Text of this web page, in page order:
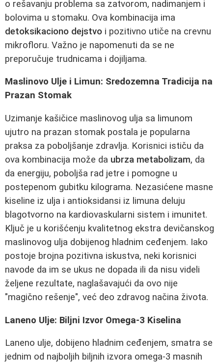
o rešavanju problema sa zatvorom, nadimanjem i
bolovima u stomaku. Ova kombinacija ima
detoksikaciono dejstvo i pozitivno utiče na crevnu
mikrofloru. Važno je napomenuti da se ne
preporučuje trudnicama i dojiljama.
Maslinovo Ulje i Limun: Sredozemna Tradicija na
Prazan Stomak
Uzimanje kašičice maslinovog ulja sa limunom
ujutro na prazan stomak postala je popularna
praksa za poboljšanje zdravlja. Korisnici ističu da
ova kombinacija može da ubrza metabolizam, da
da energiju, poboljša rad jetre i pomogne u
postepenom gubitku kilograma. Nezasićene masne
kiseline iz ulja i antioksidansi iz limuna deluju
blagotvorno na kardiovaskularni sistem i imunitet.
Ključ je u korišćenju kvalitetnog ekstra devičanskog
maslinovog ulja dobijenog hladnim ceđenjem. Iako
postoje brojna pozitivna iskustva, neki korisnici
navode da im se ukus ne dopada ili da nisu videli
željene rezultate, naglašavajući da ovo nije
"magično rešenje", već deo zdravog načina života.
Laneno Ulje: Biljni Izvor Omega-3 Kiselina
Laneno ulje, dobijeno hladnim ceđenjem, smatra se
jednim od najboljih biljnih izvora omega-3 masnih